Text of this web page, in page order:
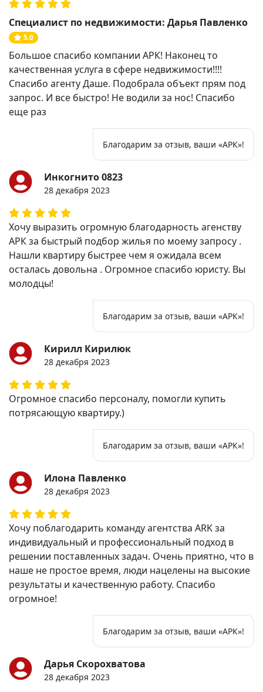
Специалист по недвижимости: Дарья Павленко
5.0
Большое спасибо компании АРК! Наконец то
качественная услуга в сфере недвижимости!!!!
Спасибо агенту Даше. Подобрала объект прям под
запрос. И все быстро! Не водили за нос! Спасибо
еще раз
Благодарим за отзыв, ваши «АРК»!
Инкогнито 0823
28 декабря 2023
Хочу выразить огромную благодарность агенству
АРК за быстрый подбор жилья по моему запросу .
Нашли квартиру быстрее чем я ожидала всем
осталась довольна . Огромное спасибо юристу. Вы
молодцы!
Благодарим за отзыв, ваши «АРК»!
Кирилл Кирилюк
28 декабря 2023
Огромное спасибо персоналу, помогли купить
потрясающую квартиру.)
Благодарим за отзыв, ваши «АРК»!
Илона Павленко
28 декабря 2023
Хочу поблагодарить команду агентства ARK за
индивидуальный и профессиональный подход в
решении поставленных задач. Очень приятно, что в
наше не простое время, люди нацелены на высокие
результаты и качественную работу. Спасибо
огромное!
Благодарим за отзыв, ваши «АРК»!
Дарья Скорохватова
28 декабря 2023